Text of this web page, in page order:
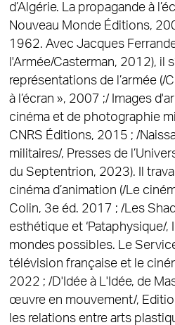
d’Algérie. La propagande à
Nouveau Monde Éditions,
1962. Avec Jacques
l'Armée/Casterman, 2012), il
représentations de l’armée (/
à l’écran », 2007 ;/ Images
cinéma et de photographie
CNRS Éditions, 2015 ; /
militaires/, Presses de
du Septentrion, 2023). Il
cinéma d’animation (/Le
Colin, 3e éd. 2017 ; /Les
esthétique et ‘Pataphysique/,
mondes possibles. Le
télévision française et le
2022 ; /D'Idée à L'Idée, de
œuvre en mouvement/,
les relations entre arts